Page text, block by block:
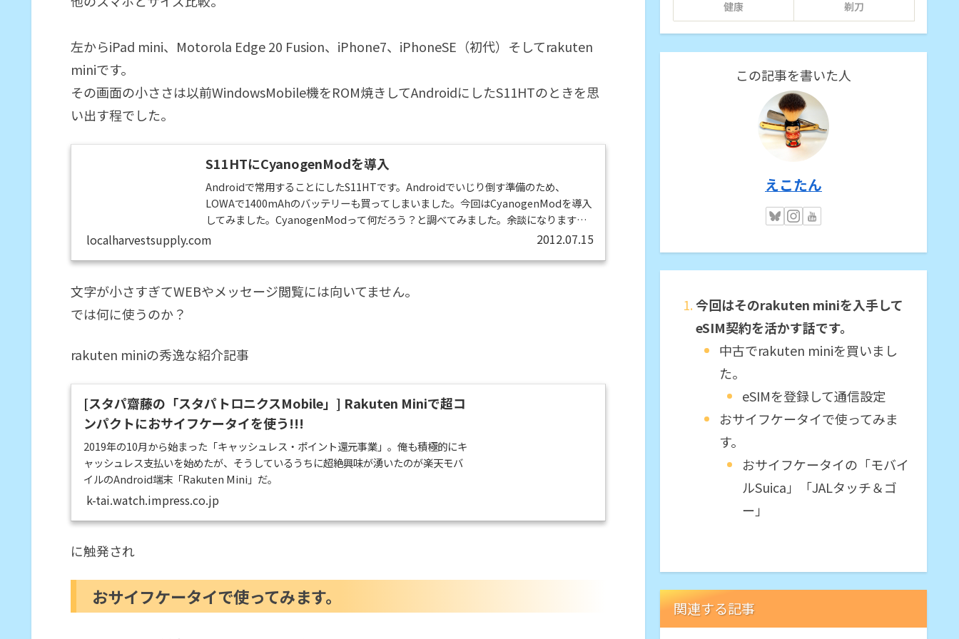
左からiPad mini、Motorola Edge 20 Fusion、iPhone7、iPhoneSE（初代）そしてrakuten
miniです。
その画面の小ささは以前WindowsMobile機をROM焼きしてAndroidにしたS11HTのときを思
い出す程でした。
S11HTにCyanogenModを導入
Androidで常用することにしたS11HTです。Androidでいじり倒す準備のため、
LOWAで1400mAhのバッテリーも買ってしまいました。今回はCyanogenModを導入
してみました。CyanogenModって何だろう？と調べてみました。余談になります
が、Androidタブレットの世界はすごい面白いことになってるんですね…rootをとっ
回は、NANDにScoot CyanogenMod 6.1.2 RLS6を導入しました...
localharvestsupply.com 2012.07.15
文字が小さすぎてWEBやメッセージ閲覧には向いてません。
では何に使うのか？
rakuten miniの秀逸な紹介記事
[スタパ齋藤の「スタパトロニクスMobile」] Rakuten Miniで超コ
ンパクトにおサイフケータイを使う!!!
2019年の10月から始まった「キャッシュレス・ポイント還元事業」。俺も積極的にキ
ャッシュレス支払いを始めたが、そうしているうちに超絶興味が湧いたのが楽天モバ
イルのAndroid端末「Rakuten Mini」だ。
k-tai.watch.impress.co.jp
に触発され
おサイフケータイで使ってみます。
健康 剃刀
この記事を書いた人
えこたん
今回はそのrakuten miniを入手して
eSIM契約を活かす話です。
中古でrakuten miniを買いまし
た。
eSIMを登録して通信設定
おサイフケータイで使ってみま
す。
おサイフケータイの「モバイ
ルSuica」「JALタッチ＆ゴ
ー」
関連する記事